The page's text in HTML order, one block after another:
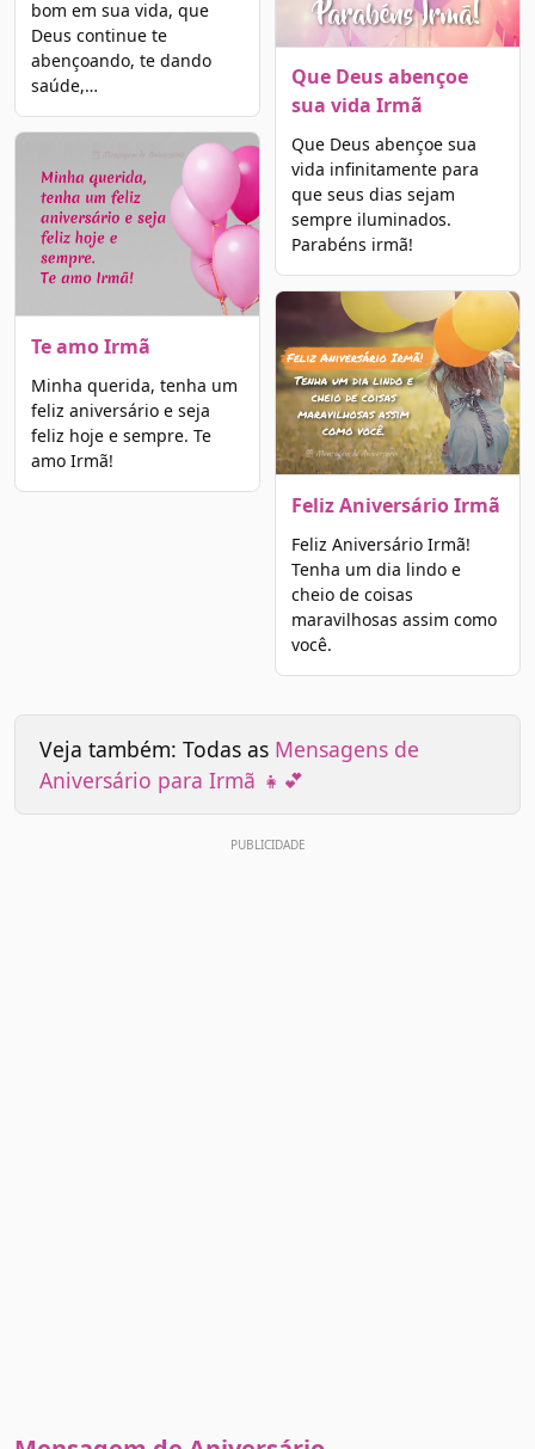
bom em sua vida, que
Deus continue te
abençoando, te dando
saúde,…
Te amo Irmã
Minha querida, tenha um
feliz aniversário e seja
feliz hoje e sempre. Te
amo Irmã!
Que Deus abençoe
sua vida Irmã
Que Deus abençoe sua
vida infinitamente para
que seus dias sejam
sempre iluminados.
Parabéns irmã!
Feliz Aniversário Irmã
Feliz Aniversário Irmã!
Tenha um dia lindo e
cheio de coisas
maravilhosas assim como
você.
Veja também: Todas as Mensagens de
Aniversário para Irmã 👧💕